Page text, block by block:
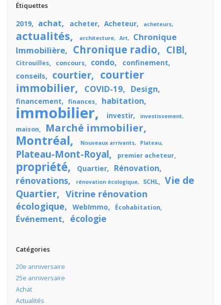
Étiquettes
2019 achat acheter Acheteur acheteurs
actualités architecture Art
Chronique
Immobilière
Chronique radio CIBl
Citrouilles concours condo confinement
conseils courtier
courtier
immobilier
COVID-19 Design
financement finances habitation
immobilier investir investissement
maison Marché immobilier
Montréal Nouveaux arrivants Plateau
Plateau-Mont-Royal premier acheteur
propriété Quartier Rénovation
rénovations rénovation écologique SCHL
Vie de
Quartier
Vitrine rénovation
écologique
WebImmo Écohabitation
Événement écologie
Catégories
20e anniversaire
25e anniversaire
Achat
Actualités